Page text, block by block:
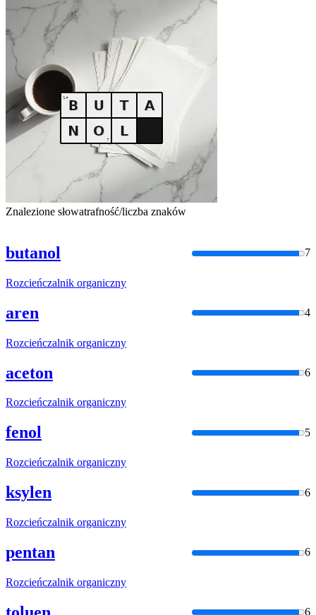
Znalezione słowatrafność/liczba znaków
butanol 7
Rozcieńczalnik organiczny
aren 4
Rozcieńczalnik organiczny
aceton 6
Rozcieńczalnik organiczny
fenol 5
Rozcieńczalnik organiczny
ksylen 6
Rozcieńczalnik organiczny
pentan 6
Rozcieńczalnik organiczny
6